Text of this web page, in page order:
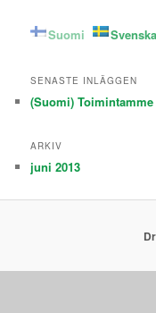
Suomi Svenska
SENASTE INLÄGGEN
(Suomi)
ARKIV
juni 2013